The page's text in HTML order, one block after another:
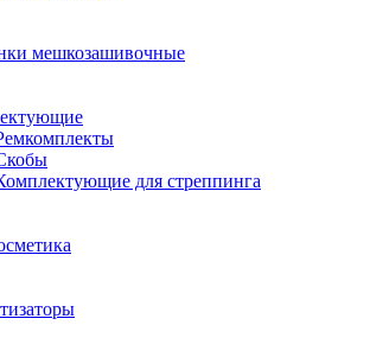
мешкозашивочные
для стреппинга